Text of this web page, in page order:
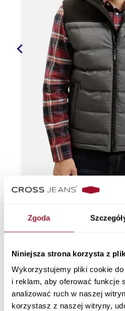
Zgoda
Niniejsza strona korzysta z
Wykorzystujemy pliki cookie
i reklam, aby oferować funkcje
analizować ruch w naszej
korzystasz z naszej witryny,
Kamizelka męska szara
Wypełnienie: 100% Poliester
Kolor: GREY
40299-019 GREY
329,90 PLN